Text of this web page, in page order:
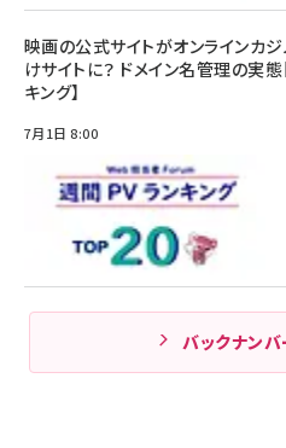
映画の公式サイトがオンラインカ
けサイトに？ ドメイン名管理の実態
キング】
7月1日 8:00
バックナンバ